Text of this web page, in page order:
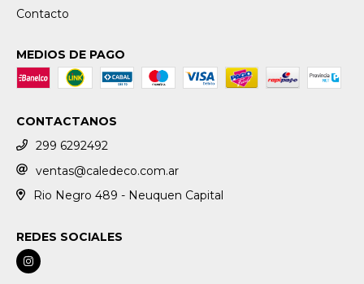
Contacto
MEDIOS DE PAGO
CONTACTANOS
299 6292492
ventas@caledeco.com.ar
Rio Negro 489 - Neuquen Capital
REDES SOCIALES